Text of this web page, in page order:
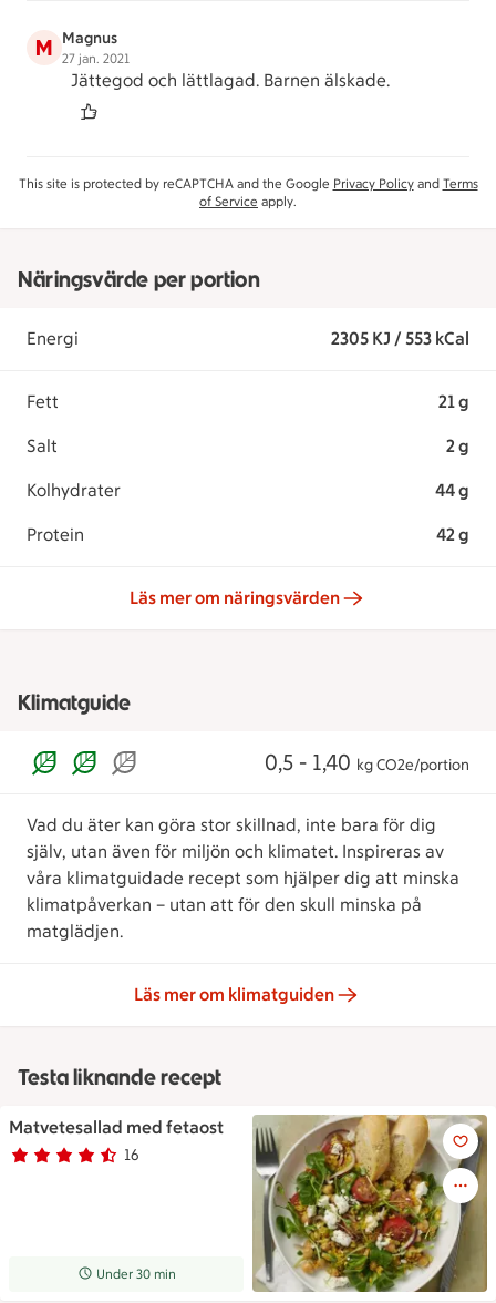
M Magnus
27 jan. 2021
Jättegod och lättlagad. Barnen älskade.
This site is protected by reCAPTCHA and the Google Privacy Policyand Terms
of Service apply.
Näringsvärde per portion
Energi 2305 KJ / 553 kCal
Fett 21 g
Salt 2 g
Kolhydrater 44 g
Protein 42 g
Läs mer om näringsvärden
Klimatguide
0,5 - 1,40 kg CO2e/portion
Vad du äter kan göra stor skillnad, inte bara för dig
själv, utan även för miljön och klimatet. Inspireras av
våra klimatguidade recept som hjälper dig att minska
klimatpåverkan – utan att för den skull minska på
matglädjen.
Läs mer om klimatguiden
Testa liknande recept
Matvetesallad med fetaost
Betyg 4.1 av 5. 16
16 personer har röstat
Receptet tar Under 30 min att tillaga
Under 30 min
Matvetesallad med fetaost